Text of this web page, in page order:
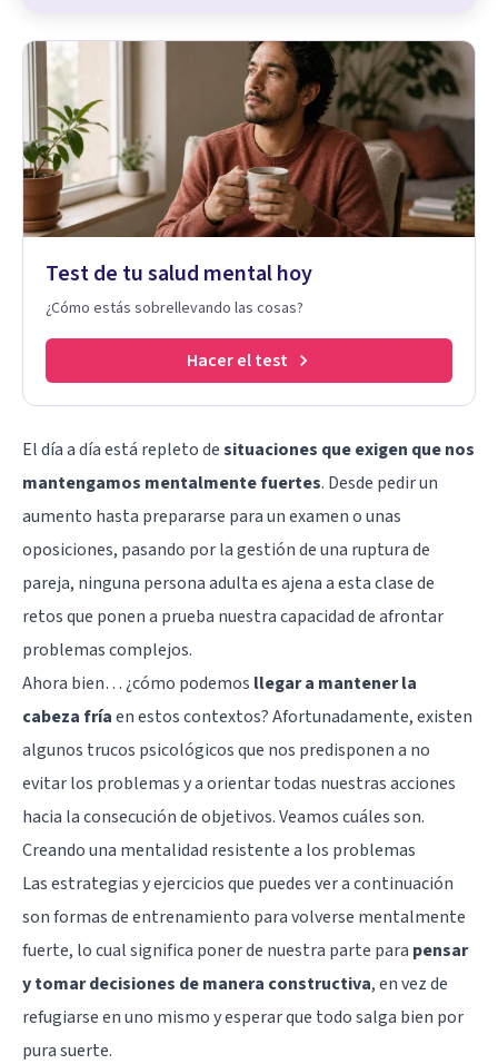
Test de tu salud mental hoy
¿Cómo estás sobrellevando las cosas?
Hacer el test
El día a día está repleto desituaciones que exigen que nos
mantengamos mentalmente fuertes. Desde pedir un
aumento hasta prepararse para un examen o unas
oposiciones, pasando por la gestión de una ruptura de
pareja, ninguna persona adulta es ajena a esta clase de
retos que ponen a prueba nuestra capacidad de afrontar
problemas complejos.
Ahora bien… ¿cómo podemos llegar a mantener la
cabeza fríaen estos contextos? Afortunadamente, existen
algunos trucos psicológicos que nos predisponen a no
evitar los problemas y a orientar todas nuestras acciones
hacia la consecución de objetivos. Veamos cuáles son.
Creando una mentalidad resistente a los problemas
Las estrategias y ejercicios que puedes ver a continuación
son formas de entrenamiento para volverse mentalmente
fuerte, lo cual significa poner de nuestra parte para pensar
y tomar decisiones de manera constructiva, en vez de
refugiarse en uno mismo y esperar que todo salga bien por
pura suerte.